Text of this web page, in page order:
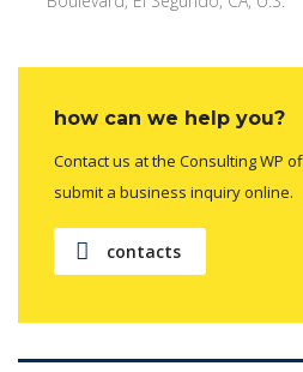
how can we help you?
Contact us at the Consulting WP
submit a business inquiry online.
contacts